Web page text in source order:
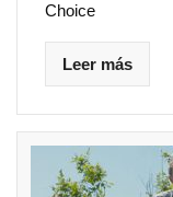
Choice
Leer más